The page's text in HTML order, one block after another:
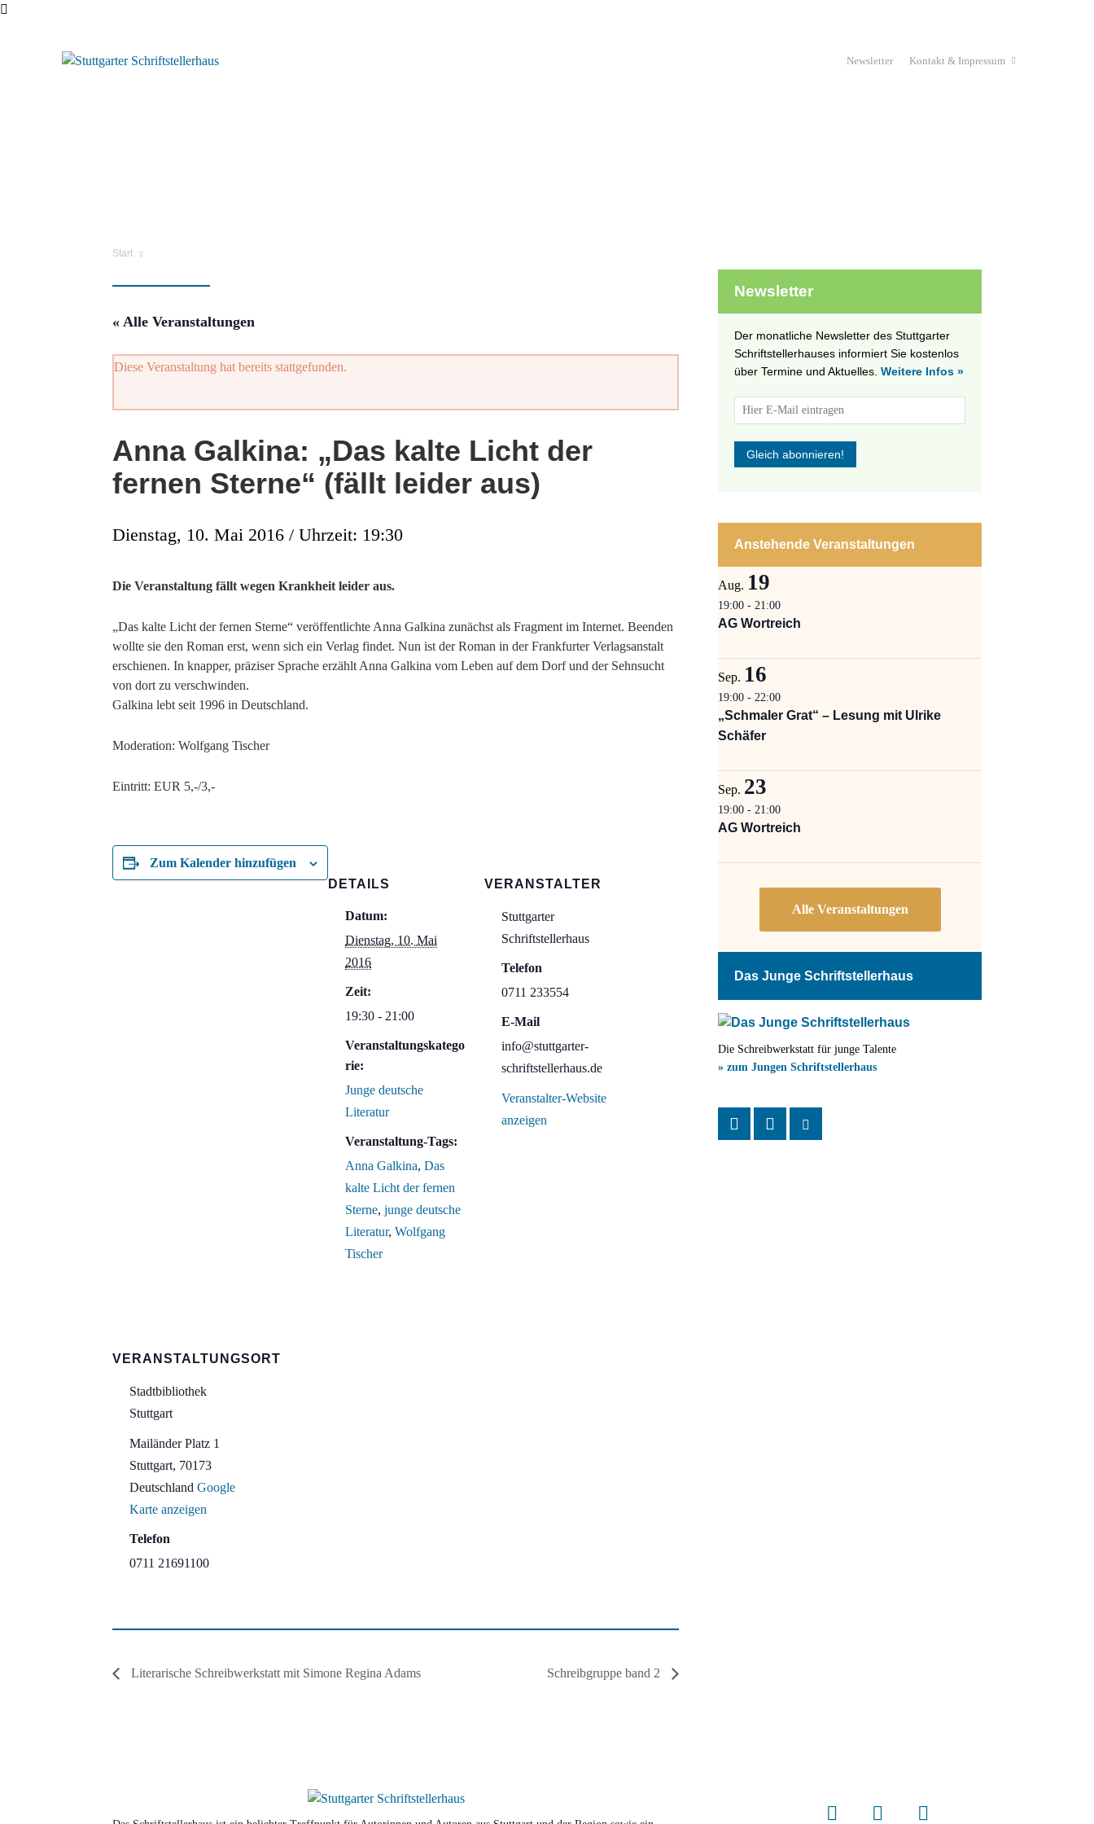
Newsletter Kontakt & Impressum
Start
« Alle Veranstaltungen
Diese Veranstaltung hat bereits stattgefunden.
Anna Galkina: „Das kalte Licht der
fernen Sterne“ (fällt leider aus)
Dienstag, 10. Mai 2016 / Uhrzeit: 19:30
Die Veranstaltung fällt wegen Krankheit leider aus.
„Das kalte Licht der fernen Sterne“ veröffentlichte Anna Galkina zunächst als Fragment im Internet. Beenden
wollte sie den Roman erst, wenn sich ein Verlag findet. Nun ist der Roman in der Frankfurter Verlagsanstalt
erschienen. In knapper, präziser Sprache erzählt Anna Galkina vom Leben auf dem Dorf und der Sehnsucht
von dort zu verschwinden.
Galkina lebt seit 1996 in Deutschland.
Moderation: Wolfgang Tischer
Eintritt: EUR 5,-/3,-
Zum Kalender hinzufügen
DETAILS
Datum:
Dienstag, 10. Mai
2016
Zeit:
19:30 - 21:00
Veranstaltungskatego
rie:
Junge deutsche
Literatur
Veranstaltung-Tags:
Anna Galkina, Das
kalte Licht der fernen
Sterne, junge deutsche
Literatur, Wolfgang
Tischer
VERANSTALTER
Stuttgarter
Schriftstellerhaus
Telefon
0711 233554
E-Mail
info@stuttgarter-
schriftstellerhaus.de
Veranstalter-Website
anzeigen
VERANSTALTUNGSORT
Stadtbibliothek
Stuttgart
Mailänder Platz 1
Stuttgart, 70173
Deutschland Google
Karte anzeigen
Telefon
0711 21691100
Literarische Schreibwerkstatt mit Simone Regina Adams Schreibgruppe band 2
Newsletter
Der monatliche Newsletter des Stuttgarter
Schriftstellerhauses informiert Sie kostenlos
über Termine und Aktuelles. Weitere Infos »
Anstehende Veranstaltungen
Aug. 19
19:00 - 21:00
AG Wortreich
Sep. 16
19:00 - 22:00
„Schmaler Grat“ – Lesung mit Ulrike
Schäfer
Sep. 23
19:00 - 21:00
AG Wortreich
Das Junge Schriftstellerhaus
Die Schreibwerkstatt für junge Talente
» zum Jungen Schriftstellerhaus